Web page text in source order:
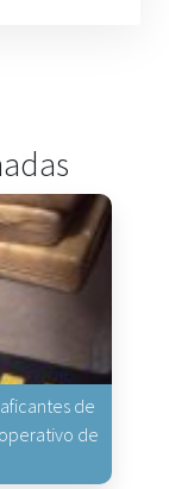
de
de